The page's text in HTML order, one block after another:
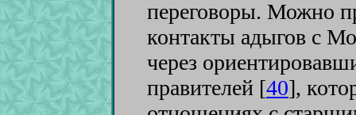
переговоры. Можно
контакты адыгов с
через
правителей [40],